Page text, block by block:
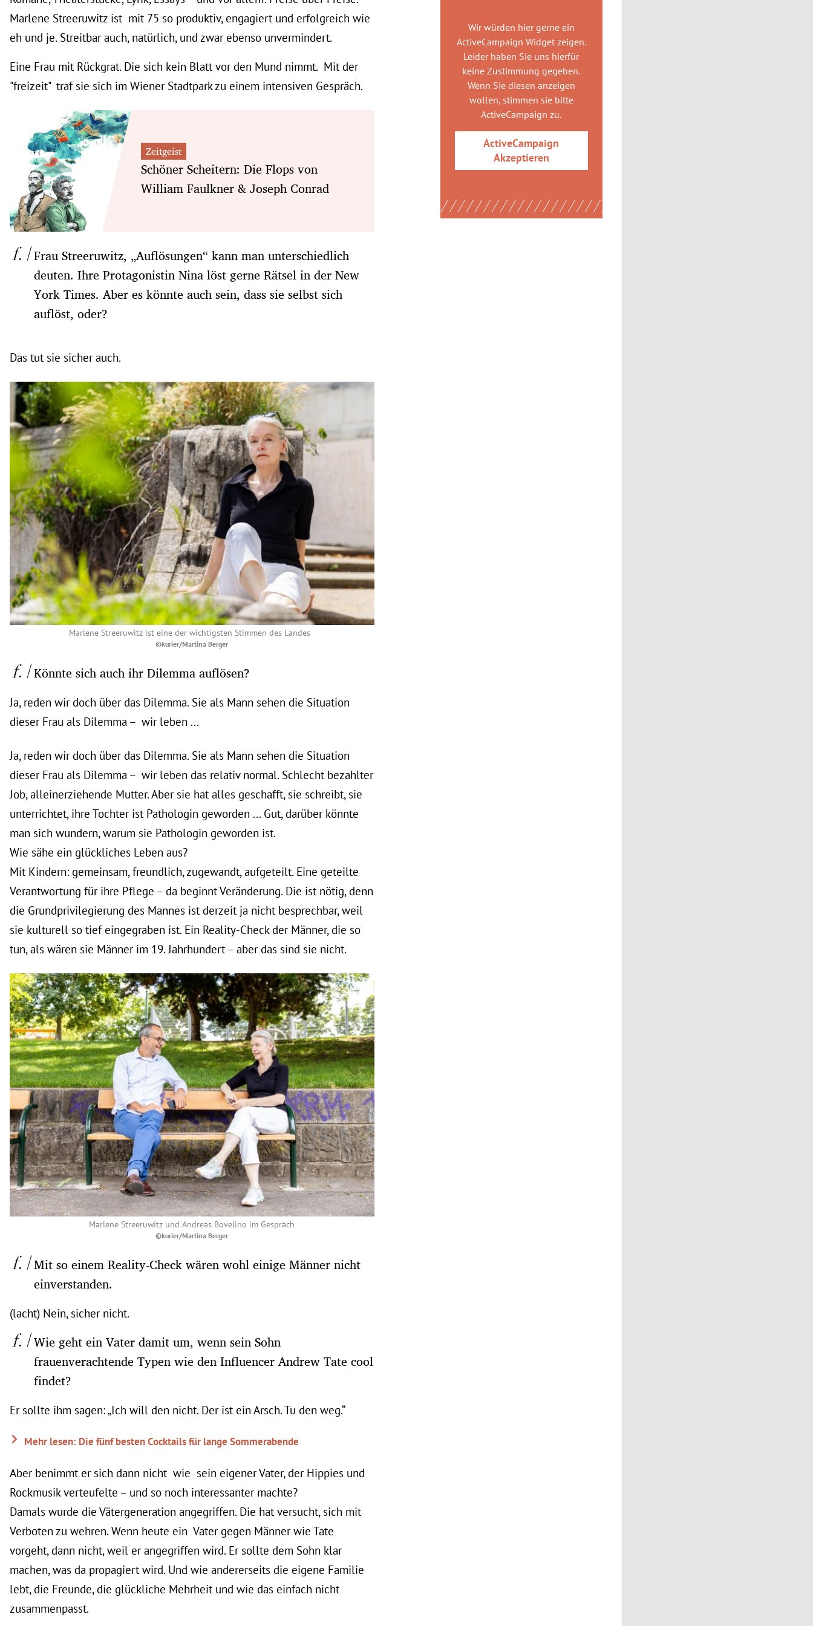
Marlene Streeruwitz ist mit 75 so produktiv, engagiert und erfolgreich wie
eh und je. Streitbar auch, natürlich, und zwar ebenso unvermindert.
Eine Frau mit Rückgrat. Die sich kein Blatt vor den Mund nimmt. Mit der
"freizeit" traf sie sich im Wiener Stadtpark zu einem intensiven Gespräch.
Zeitgeist
Schöner Scheitern: Die Flops von
William Faulkner & Joseph Conrad
Frau Streeruwitz, „Auflösungen“ kann man unterschiedlich
deuten. Ihre Protagonistin Nina löst gerne Rätsel in der New
York Times. Aber es könnte auch sein, dass sie selbst sich
auflöst, oder?
Das tut sie sicher auch.
Marlene Streeruwitz ist eine der wichtigsten Stimmen des Landes
©kurier/Martina Berger
Könnte sich auch ihr Dilemma auflösen?
Ja, reden wir doch über das Dilemma. Sie als Mann sehen die Situation
dieser Frau als Dilemma – wir leben ...
Ja, reden wir doch über das Dilemma. Sie als Mann sehen die Situation
dieser Frau als Dilemma – wir leben das relativ normal. Schlecht bezahlter
Job, alleinerziehende Mutter. Aber sie hat alles geschafft, sie schreibt, sie
unterrichtet, ihre Tochter ist Pathologin geworden ... Gut, darüber könnte
man sich wundern, warum sie Pathologin geworden ist.
Wie sähe ein glückliches Leben aus?
Mit Kindern: gemeinsam, freundlich, zugewandt, aufgeteilt. Eine geteilte
Verantwortung für ihre Pflege – da beginnt Veränderung. Die ist nötig, denn
die Grundprivilegierung des Mannes ist derzeit ja nicht besprechbar, weil
sie kulturell so tief eingegraben ist. Ein Reality-Check der Männer, die so
tun, als wären sie Männer im 19. Jahrhundert – aber das sind sie nicht.
Marlene Streeruwitz und Andreas Bovelino im Gespräch
©kurier/Martina Berger
Mit so einem Reality-Check wären wohl einige Männer nicht
einverstanden.
(lacht) Nein, sicher nicht.
Wie geht ein Vater damit um, wenn sein Sohn
frauenverachtende Typen wie den Influencer Andrew Tate cool
findet?
Er sollte ihm sagen: „Ich will den nicht. Der ist ein Arsch. Tu den weg.“
Mehr lesen: Die fünf besten Cocktails für lange Sommerabende
Aber benimmt er sich dann nicht wie sein eigener Vater, der Hippies und
Rockmusik verteufelte – und so noch interessanter machte?
Damals wurde die Vätergeneration angegriffen. Die hat versucht, sich mit
Verboten zu wehren. Wenn heute ein Vater gegen Männer wie Tate
vorgeht, dann nicht, weil er angegriffen wird. Er sollte dem Sohn klar
machen, was da propagiert wird. Und wie andererseits die eigene Familie
lebt, die Freunde, die glückliche Mehrheit und wie das einfach nicht
zusammenpasst.
Wir würden hier gerne ein
ActiveCampaign Widgetzeigen.
Leider haben Sie uns hierfür
keine Zustimmung gegeben.
Wenn Sie diesen anzeigen
wollen, stimmen sie bitte
ActiveCampaign zu.
ActiveCampaign
Akzeptieren